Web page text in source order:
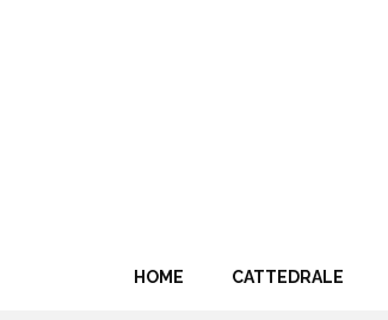
HOME CATTEDRALE